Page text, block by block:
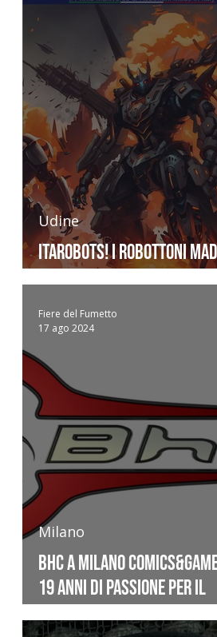
Itarobots! i Robottoni
Udine
BHC a Milano
19 anni di passione per il
Milano
Fiere del Fumetto
17 ago 2024